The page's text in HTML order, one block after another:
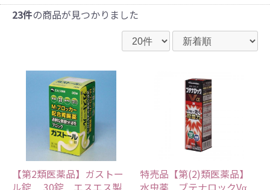
23件の商品が見つかりました
【第2類医薬品】ガストー
ル錠 30錠 エスエス製
特売品【第(2)類医薬品】
水虫薬 ブテナロックVα